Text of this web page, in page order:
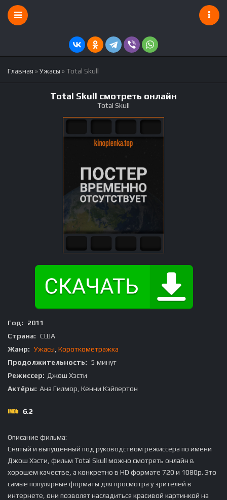
Главная »Ужасы » Total Skull
Total Skull смотреть онлайн
Total Skull
Год:
2011
Страна: США
Жанр: Ужасы Короткометражка
Продолжительность: 5 минут
Режиссер: Джош Хэсти
Актёры: Ана Гилмор, Кенни Кэйпертон
6.2
Описание фильма:
Снятый и выпущенный под руководством режиссера по имени
Джош Хэсти, фильм Total Skull можно смотреть онлайн в
хорошем качестве, а конкретно в HD формате 720 и 1080p. Это
самые популярные форматы для просмотра у зрителей в
интернете, они позволят насладиться красивой картинкой на